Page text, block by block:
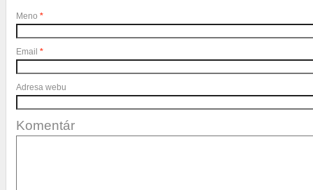
Meno *
Email *
Adresa webu
Komentár